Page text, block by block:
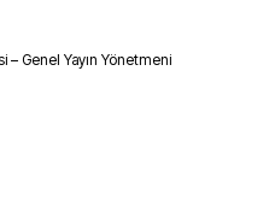
Genel Yayın Yönetmeni